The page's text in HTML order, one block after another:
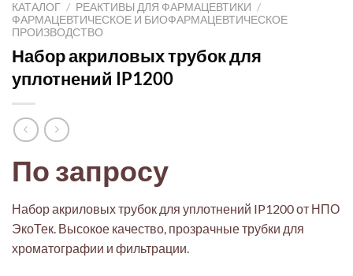
КАТАЛОГ / РЕАКТИВЫ ДЛЯ ФАРМАЦЕВТИКИ /
ФАРМАЦЕВТИЧЕСКОЕ И БИОФАРМАЦЕВТИЧЕСКОЕ
ПРОИЗВОДСТВО
Набор акриловых трубок для
уплотнений IP1200
По запросу
Набор акриловых трубок для уплотнений IP1200 от НПО
ЭкоТек. Высокое качество, прозрачные трубки для
хроматографии и фильтрации.